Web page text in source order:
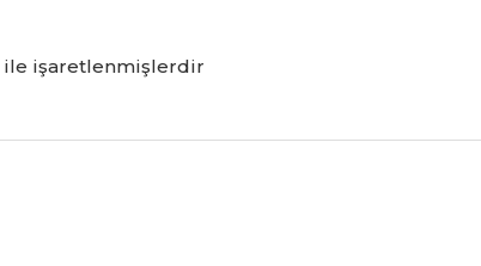
ile işaretlenmişlerdir